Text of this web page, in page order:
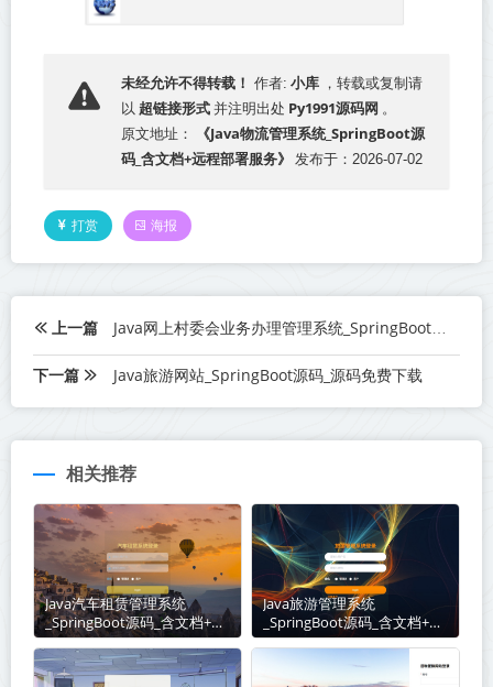
未经允许不得转载！ 作者: 小库 ，转载或复制请
以 超链接形式 并注明出处 Py1991源码网 。
原文地址：
《Java物流管理系统_SpringBoot源
码_含文档+远程部署服务》
发布于：2026-07-02
打赏 海报
上一篇 Java网上村委会业务办理管理系统_SpringBoot源码_含文档+远程部署服务
下一篇 Java旅游网站_SpringBoot源码_源码免费下载
相关推荐
Java汽车租赁管理系统
_SpringBoot源码_含文档+远
程部署服务
Java旅游管理系统
_SpringBoot源码_含文档+远
程部署服务